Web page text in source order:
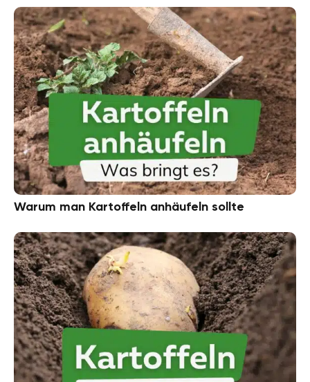
Warum man Kartoffeln anhäufeln sollte